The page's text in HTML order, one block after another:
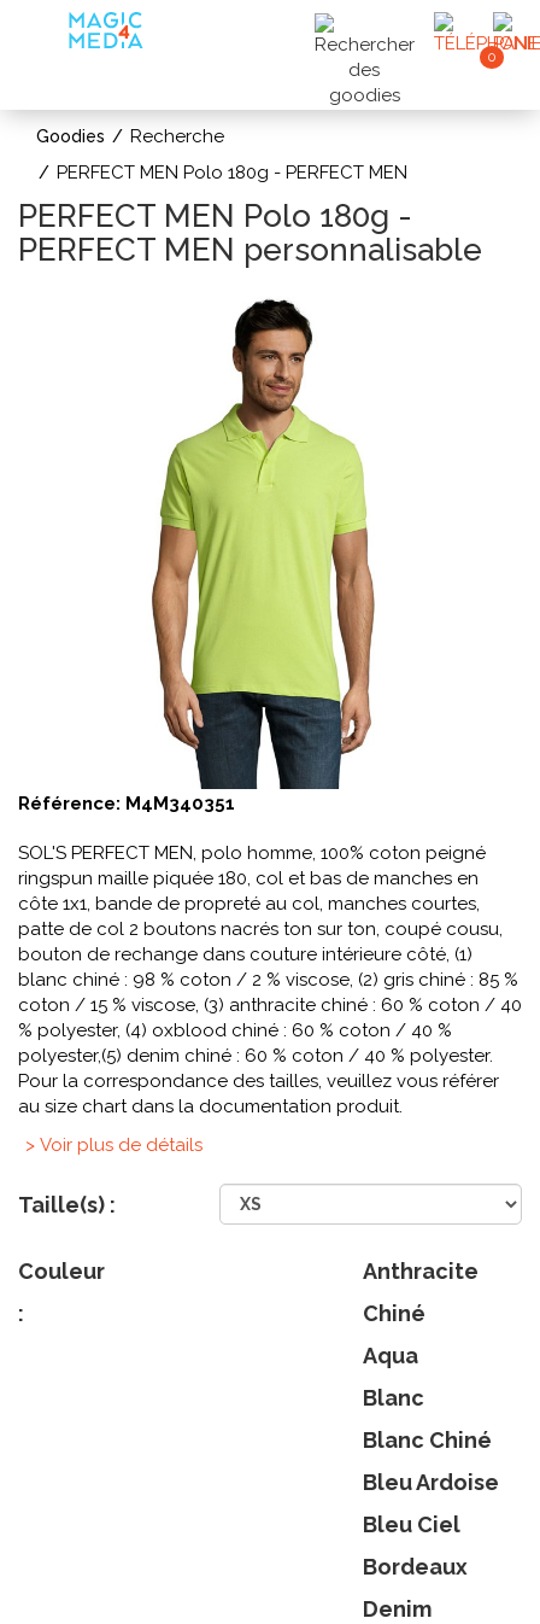
0
Goodies
Recherche
PERFECT MEN Polo 180g - PERFECT MEN
PERFECT MEN Polo 180g -
PERFECT MEN personnalisable
Référence: M4M340351
SOL'S PERFECT MEN, polo homme, 100% coton peigné
ringspun maille piquée 180, col et bas de manches en
côte 1x1, bande de propreté au col, manches courtes,
patte de col 2 boutons nacrés ton sur ton, coupé cousu,
bouton de rechange dans couture intérieure côté, (1)
blanc chiné : 98 % coton / 2 % viscose, (2) gris chiné : 85 %
coton / 15 % viscose, (3) anthracite chiné : 60 % coton / 40
% polyester, (4) oxblood chiné : 60 % coton / 40 %
polyester,(5) denim chiné : 60 % coton / 40 % polyester.
Pour la correspondance des tailles, veuillez vous référer
au size chart dans la documentation produit.
> Voir plus de détails
Taille(s) :
Couleur
:
Anthracite
Chiné
Aqua
Blanc
Blanc Chiné
Bleu Ardoise
Bleu Ciel
Bordeaux
Denim